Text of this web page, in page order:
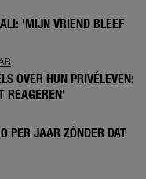
'MIJN VRIEND BLEEF
OVER HUN PRIVÉLEVEN:
REAGEREN'
PER JAAR ZÓNDER DAT